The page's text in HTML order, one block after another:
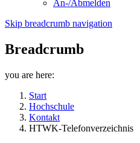
An-/Abmelden
Skip breadcrumb navigation
Breadcrumb
you are here:
Start
Hochschule
Kontakt
HTWK-Telefonverzeichnis